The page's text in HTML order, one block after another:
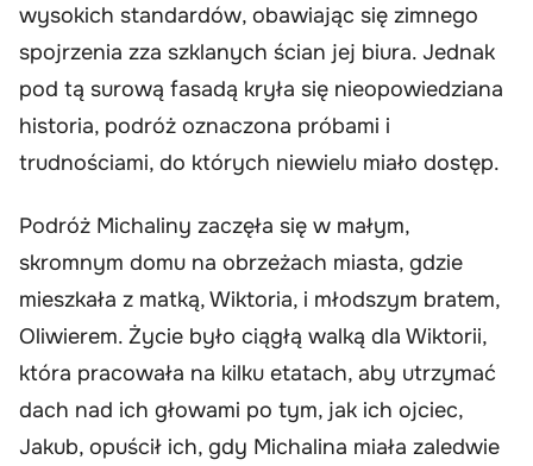
wysokich standardów, obawiając się zimnego
spojrzenia zza szklanych ścian jej biura. Jednak
pod tą surową fasadą kryła się nieopowiedziana
historia, podróż oznaczona próbami i
trudnościami, do których niewielu miało dostęp.
Podróż Michaliny zaczęła się w małym,
skromnym domu na obrzeżach miasta, gdzie
mieszkała z matką, Wiktoria, i młodszym bratem,
Oliwierem. Życie było ciągłą walką dla Wiktorii,
która pracowała na kilku etatach, aby utrzymać
dach nad ich głowami po tym, jak ich ojciec,
Jakub, opuścił ich, gdy Michalina miała zaledwie